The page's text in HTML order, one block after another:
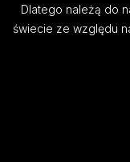
Dlatego należą do
świecie ze względu